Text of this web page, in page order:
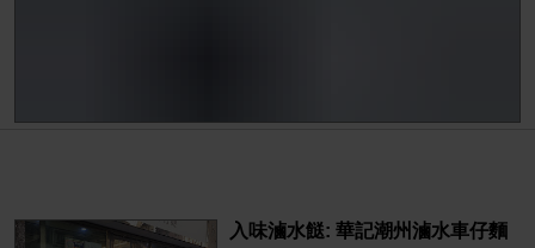
入味滷水餸: 華記潮州滷水車仔麵